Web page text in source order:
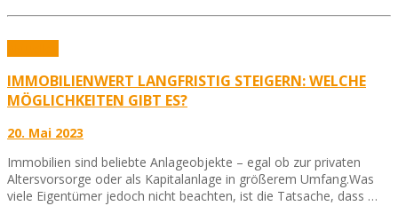
IMMOBILIENWERT LANGFRISTIG STEIGERN: WELCHE
MÖGLICHKEITEN GIBT ES?
20. Mai 2023
Immobilien sind beliebte Anlageobjekte – egal ob zur privaten
Altersvorsorge oder als Kapitalanlage in größerem Umfang.Was
viele Eigentümer jedoch nicht beachten, ist die Tatsache, dass …